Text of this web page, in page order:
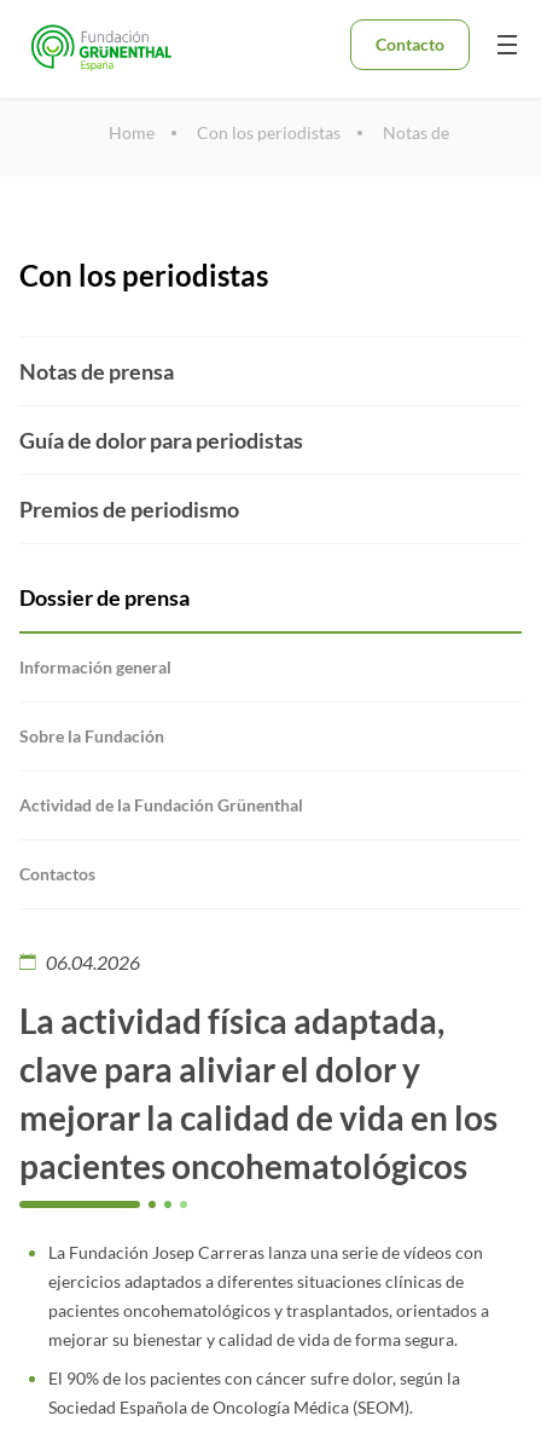
Contacto
Home Con los periodistas Notas de prensa
Con los periodistas
Notas de prensa
Guía de dolor para periodistas
Premios de periodismo
Dossier de prensa
Información general
Sobre la Fundación
Actividad de la Fundación Grünenthal
Contactos
06.04.2026
La actividad física adaptada,
clave para aliviar el dolor y
mejorar la calidad de vida en los
pacientes oncohematológicos
La Fundación Josep Carreras lanza una serie de vídeos con
ejercicios adaptados a diferentes situaciones clínicas de
pacientes oncohematológicos y trasplantados, orientados a
mejorar su bienestar y calidad de vida de forma segura.
El 90% de los pacientes con cáncer sufre dolor, según la
Sociedad Española de Oncología Médica (SEOM).